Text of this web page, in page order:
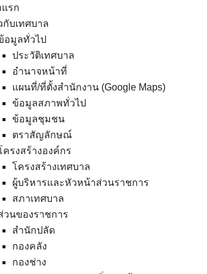
รก
กับเทศบาล
อมูลทั่วไป
ประวัติเทศบาล
อำนาจหน้าที่
แผนที่/ที่ตั้งสำนักงาน (Google Maps)
ข้อมูลสภาพทั่วไป
ข้อมูลชุมชน
ตราสัญลักษณ์
ครงสร้างองค์กร
โครงสร้างเทศบาล
ผู้บริหารและหัวหน้าส่วนราชการ
สภาเทศบาล
วนของราชการ
สำนักปลัด
กองคลัง
กองช่าง
ผู้ชนะการเสนอรา